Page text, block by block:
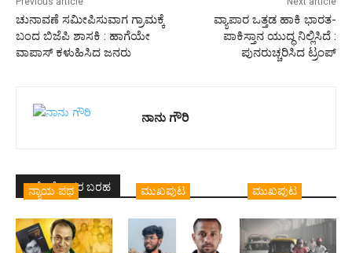
ಚುನಾವಣೆ ಸಮೀಪಿಸುವಾಗ ಗ್ರಾಮಕ್ಕೆ
ಬಂದ ಬಿಜೆಪಿ ಶಾಸಕಿ : ಹಾಗೆಯೇ
ವಾಪಾಸ್ ಕಳುಹಿಸಿದ ಜನರು
ವ್ಯಾಪಾರ ಒತ್ತಡ ಹಾಕಿ ಭಾರತ-
ಪಾಕಿಸ್ತಾನ ಯುದ್ಧ ನಿಲ್ಲಿಸಿದೆ :
ಪುನರುಚ್ಚರಿಸಿದ ಟ್ರಂಪ್
ನಾನು ಗೌರಿ
ಇದೇ ಲೇಖಕರ ಬರಹ
ನ್ಯಾಯ ಪಥ ಮುಖಪುಟ ಮುಖಪುಟ